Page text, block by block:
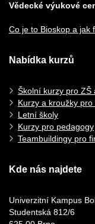
Vědecké výukové
Co je to Bioskop a jak
Nabídka kurzů
Školní kurzy pro ZŠ
Kurzy a kroužky
Letní školy
Kurzy pro pedagogy
Teambuildingy pro
Kde nás najdete
Univerzitní Kampus
Studentská 812/6